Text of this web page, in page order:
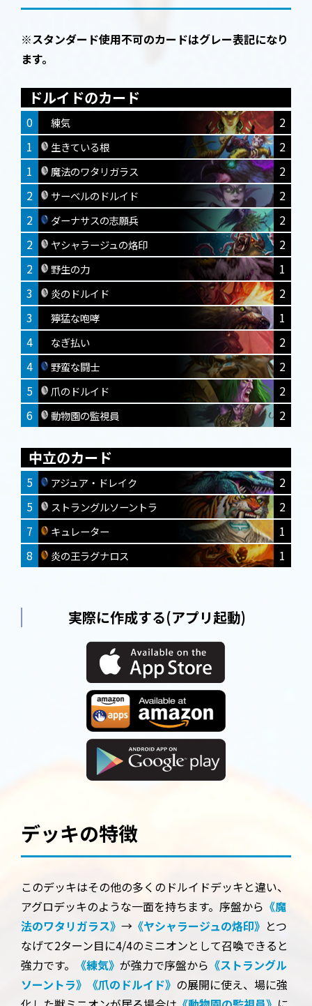
※スタンダード使用不可のカードはグレー表記になり
ます。
ドルイドのカード
0 練気
2
1
生きている根
2
1
魔法のワタリガラス
2
2
サーベルのドルイド
2
2
ダーナサスの志願兵
2
2
ヤシャラージュの烙印
2
2
野生の力
1
3
炎のドルイド
2
3
獰猛な咆哮
1
4
なぎ払い
2
4
野蛮な闘士
2
5
爪のドルイド
2
6
動物園の監視員 2
中立のカード
5 アジュア・ドレイク
2
5
ストラングルソーントラ
2
7
キュレーター
1
8
炎の王ラグナロス 1
実際に作成する(アプリ起動)
デッキの特徴
このデッキはその他の多くのドルイドデッキと違い、
アグロデッキのような一面を持ちます。序盤から 《魔
法のワタリガラス》 → 《ヤシャラージュの烙印》 とつ
なげて2ターン目に4/4のミニオンとして召喚できると
強力です。
《練気》 が強力で序盤から 《ストラングル
ソーントラ》
《爪のドルイド》 の展開に使え、場に強